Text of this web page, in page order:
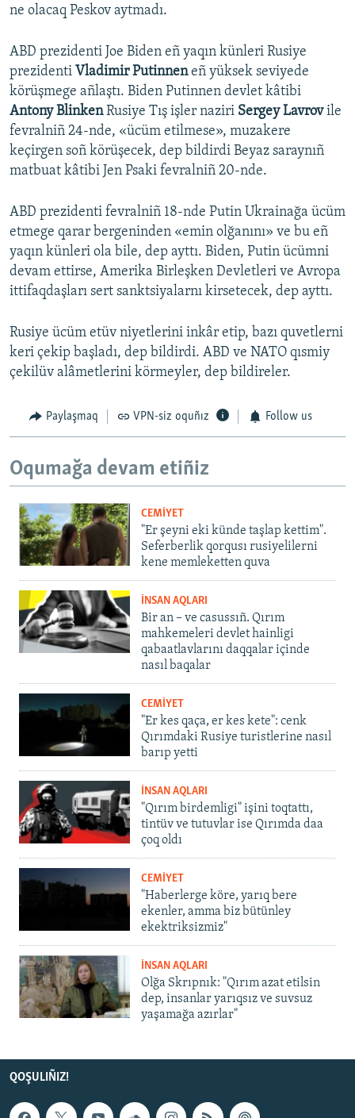
ne olacaq Peskov aytmadı.
ABD prezidenti Joe Biden eñ yaqın künleri Rusiye
prezidenti Vladimir Putinneneñ yüksek seviyede
körüşmege añlaştı. Biden Putinnen devlet kâtibi
Antony BlinkenRusiye Tış işler naziri Sergey Lavrovile
fevralniñ 24-nde, «ücüm etilmese», muzakere
keçirgen soñ körüşecek, dep bildirdi Beyaz saraynıñ
matbuat kâtibi Jen Psaki fevralniñ 20-nde.
ABD prezidenti fevralniñ 18-nde Putin Ukrainağa ücüm
etmege qarar bergeninden «emin olğanını» ve bu eñ
yaqın künleri ola bile, dep ayttı. Biden, Putin ücümni
devam ettirse, Amerika Birleşken Devletleri ve Avropa
ittifaqdaşları sert sanktsiyalarnı kirsetecek, dep ayttı.
Rusiye ücüm etüv niyetlerini inkâr etip, bazı quvetlerni
keri çekip başladı, dep bildirdi. ABD ve NATO qısmiy
çekilüv alâmetlerini körmeyler, dep bildireler.
Paylaşmaq VPN-siz oquñız Follow us
Oqumağa devam etiñiz
CEMİYET
"Er şeyni eki künde taşlap kettim".
Seferberlik qorqusı rusiyelilerni
kene memleketten quva
İNSAN AQLARI
Bir an – ve casussıñ. Qırım
mahkemeleri devlet hainligi
qabaatlavlarını daqqalar içinde
nasıl baqalar
CEMİYET
"Er kes qaça, er kes kete": cenk
Qırımdaki Rusiye turistlerine nasıl
barıp yetti
İNSAN AQLARI
"Qırım birdemligi" işini toqtattı,
tintüv ve tutuvlar ise Qırımda daa
çoq oldı
CEMİYET
"Haberlerge köre, yarıq bere
ekenler, amma biz bütünley
ekektriksizmiz"
İNSAN AQLARI
Olğa Skrıpnık: "Qırım azat etilsin
dep, insanlar yarıqsız ve suvsuz
yaşamağa azırlar"
QOŞULIÑIZ!